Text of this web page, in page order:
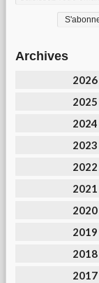
Archives
2026
2025
2024
2023
2022
2021
2020
2019
2018
2017